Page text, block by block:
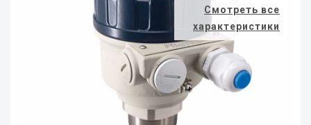
Смотреть все
характеристики